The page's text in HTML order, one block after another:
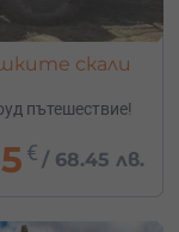
скали
пътешествие!
€ /68.45 лв.